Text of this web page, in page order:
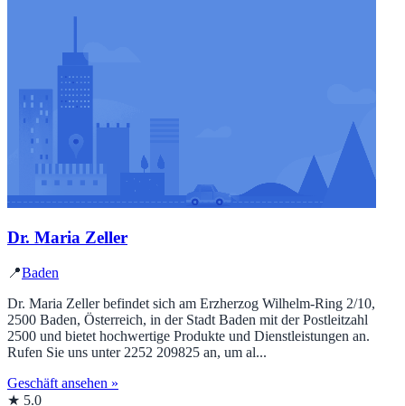
Dr. Maria Zeller
📍Baden
Dr. Maria Zeller befindet sich am Erzherzog Wilhelm-Ring 2/10,
2500 Baden, Österreich, in der Stadt Baden mit der Postleitzahl
2500 und bietet hochwertige Produkte und Dienstleistungen an.
Rufen Sie uns unter 2252 209825 an, um al...
Geschäft ansehen »
★ 5.0